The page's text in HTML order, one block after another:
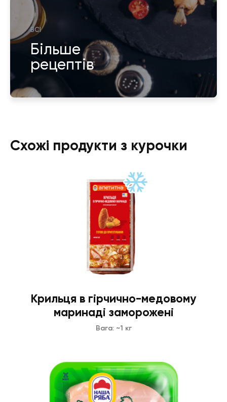
ВСІ
Більше
рецептів
Схожі продукти з курочки
Крильця в гірчично-медовому
маринаді заморожені
Вага: ~1 кг